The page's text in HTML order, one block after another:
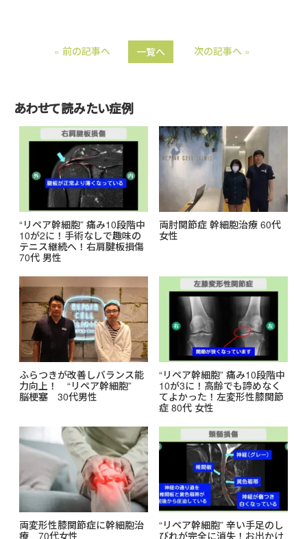
e
o
o
k
« 前の記事へ 一覧へ 次の記事へ »
あわせて読みたい症例
“リペア幹細胞” 痛み10段階中
10が2に！手術なしで趣味の
テニス継続へ！右肩腱板損傷
70代 男性
両肘関節症 幹細胞治療 60代
女性
ふらつきが改善しバランス能
力向上！ “リペア幹細胞”
脳梗塞 30代男性
“リペア幹細胞” 痛み10段階中
10が3に！高齢でも諦めなく
てよかった！左変形性膝関節
症 80代 女性
両変形性膝関節症に幹細胞治
療 70代女性
“リペア幹細胞” 辛い手足のし
びれが完全に消失！お出かけ